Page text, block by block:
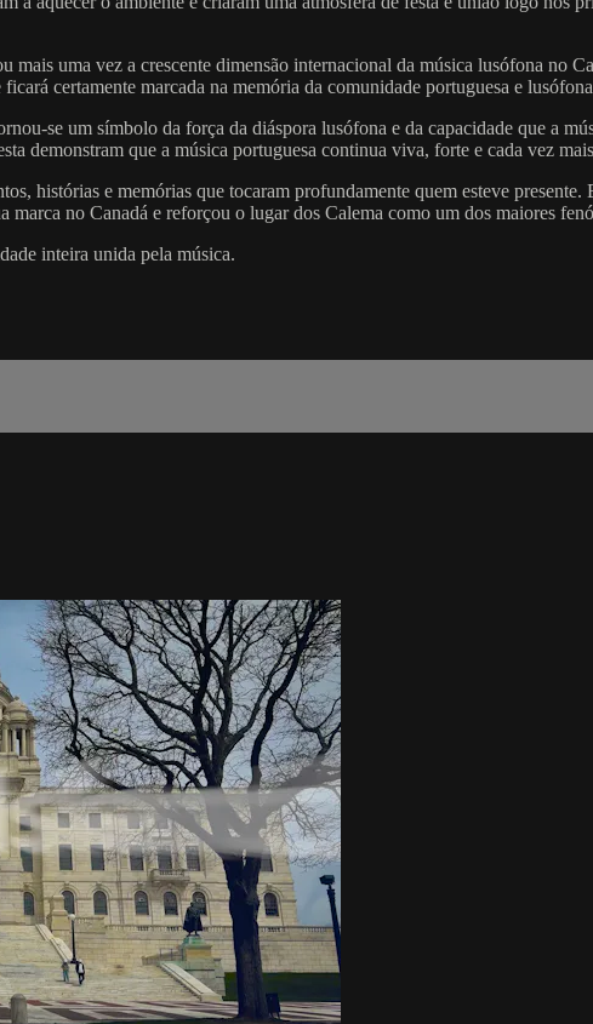
uma vez a crescente dimensão internacional da música lusófona no
certamente marcada na memória da comunidade portuguesa e
se um símbolo da força da diáspora lusófona e da capacidade que a
demonstram que a música portuguesa continua viva, forte e cada vez
histórias e memórias que tocaram profundamente quem esteve
no Canadá e reforçou o lugar dos Calema como um dos maiores
inteira unida pela música.